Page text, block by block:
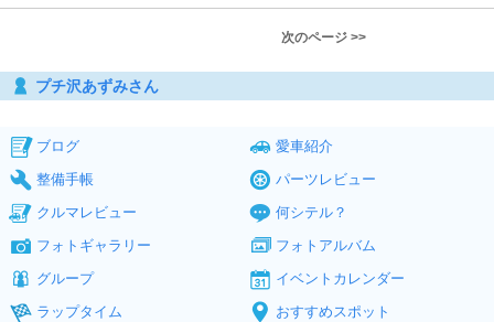
次のページ >>
プチ沢あずみさん
ブログ
愛車紹介
整備手帳
パーツレビュー
クルマレビュー
何シテル？
フォトギャラリー
フォトアルバム
グループ
イベントカレンダー
ラップタイム
おすすめスポット